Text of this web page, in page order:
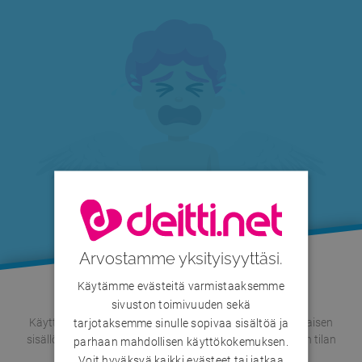
Käyttäjän profiili on tällä hetkellä hylätty sääntöjen vastaisen
sisällön tai muun toiminnan vuoksi. Voit tarkistaa profiilin tilan
myöhemmin uudelleen.
Arvostamme yksityisyyttäsi.
Käytämme evästeitä varmistaaksemme
sivuston toimivuuden sekä
tarjotaksemme sinulle sopivaa sisältöä ja
parhaan mahdollisen käyttökokemuksen.